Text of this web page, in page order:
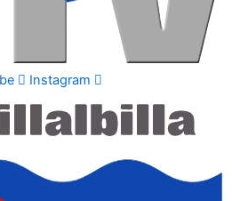
Instagram